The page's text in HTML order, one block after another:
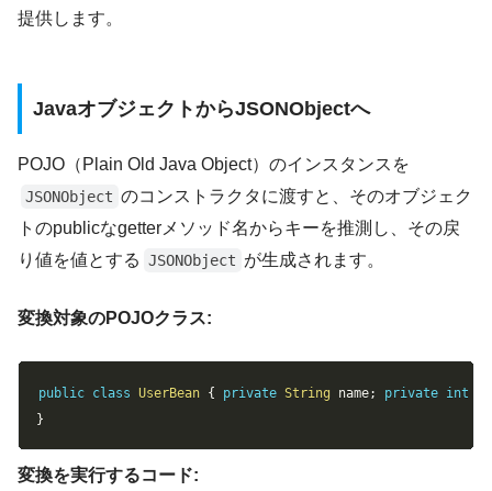
提供します。
JavaオブジェクトからJSONObjectへ
POJO（Plain Old Java Object）のインスタンスを
JSONObject のコンストラクタに渡すと、そのオブジェク
トのpublicなgetterメソッド名からキーを推測し、その戻
り値を値とする JSONObject が生成されます。
変換対象のPOJOクラス:
public class UserBean { private String name; private int
}
変換を実行するコード: